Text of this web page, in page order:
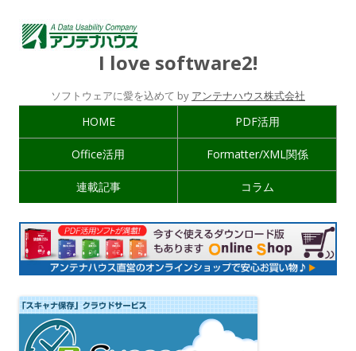
I love software2!
ソフトウェアに愛を込めて by アンテナハウス株式会社
HOME PDF活用
Office活用 Formatter/XML関係
連載記事 コラム